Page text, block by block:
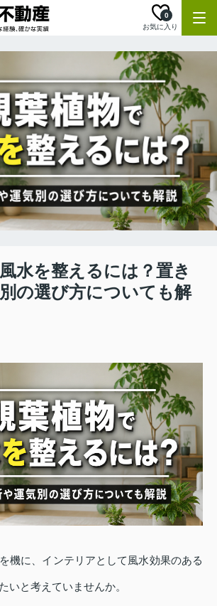
お気に入り
0
水を整えるには？置き
の選び方についても解
機に、インテリアとして風水効果のある
いと考えていませんか。